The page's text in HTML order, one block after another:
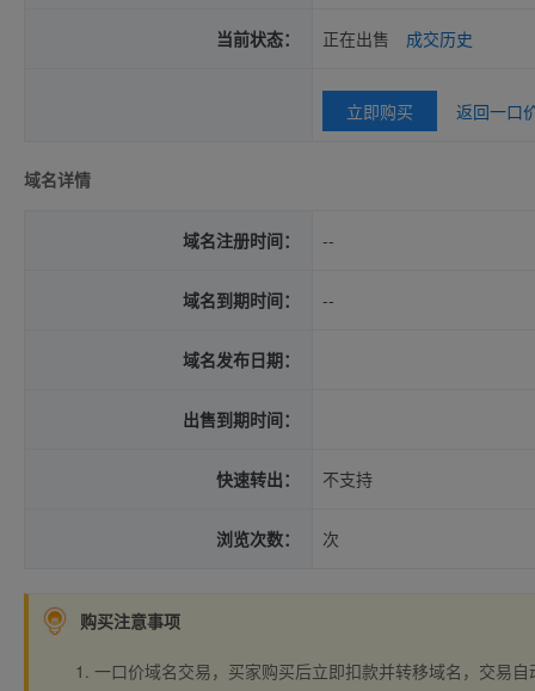
当前状态： 正在出售 成交历史
立即购买 返回一口
域名详情
域名注册时间： --
域名到期时间： --
域名发布日期：
出售到期时间：
快速转出： 不支持
浏览次数： 次
购买注意事项
一口价域名交易，买家购买后立即扣款并转移域名，交易